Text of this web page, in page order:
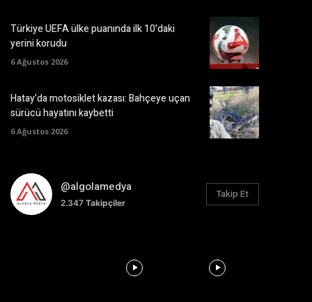
Türkiye UEFA ülke puanında ilk 10’daki
yerini korudu
6 Ağustos 2026
Hatay’da motosiklet kazası: Bahçeye uçan
sürücü hayatını kaybetti
6 Ağustos 2026
@algolamedya
2.347Takipçiler
Takip Et